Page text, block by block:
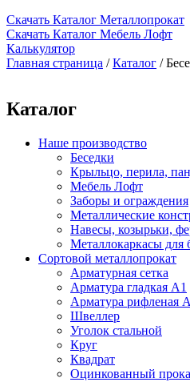
Скачать Каталог Металлопрокат
Скачать Каталог Мебель Лофт
Калькулятор
Главная страница /Каталог /
Каталог
Наше производство
Беседки
Крыльцо, перила,
Мебель Лофт
Заборы и ограждения
Металлические
Навесы, козырьки,
Металлокаркасы для
Сортовой металлопрокат
Арматурная сетка
Арматура гладкая А1
Арматура рифленая
Швеллер
Уголок стальной
Круг
Квадрат
Оцинкованный